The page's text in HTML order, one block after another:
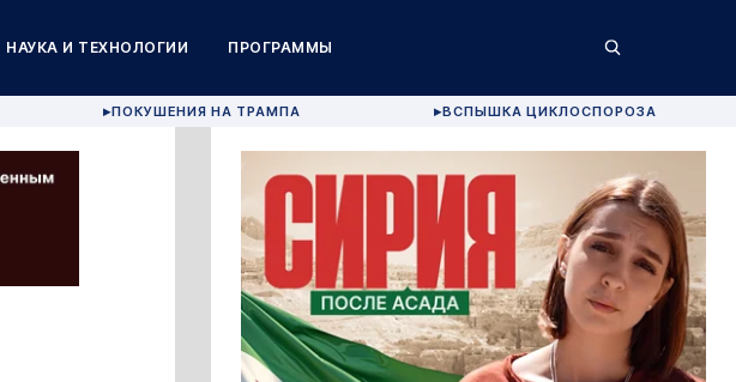
НАУКА И ТЕХНОЛОГИИ ПРОГРАММЫ
▶ПОКУШЕНИЯ НА ТРАМПА ▶ВСПЫШКА ЦИКЛОСПОРОЗА